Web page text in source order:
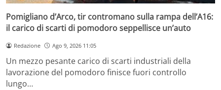
Pomigliano d’Arco, tir contromano sulla rampa dell’A16:
il carico di scarti di pomodoro seppellisce un’auto
Redazione Ago 9, 2026 11:05
Un mezzo pesante carico di scarti industriali della
lavorazione del pomodoro finisce fuori controllo
lungo…